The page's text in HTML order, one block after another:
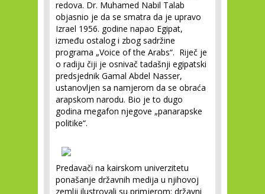
redova. Dr. Muhamed Nabil Talab
objasnio je da se smatra da je upravo
Izrael 1956. godine napao Egipat,
između ostalog i zbog sadržine
programa „Voice of the Arabs“. Riječ je
o radiju čiji je osnivač tadašnji egipatski
predsjednik Gamal Abdel Nasser,
ustanovljen sa namjerom da se obraća
arapskom narodu. Bio je to dugo
godina megafon njegove „panarapske
politike“.
Predavači na kairskom univerzitetu
ponašanje državnih medija u njihovoj
zemlji ilustrovali su primjerom: državni